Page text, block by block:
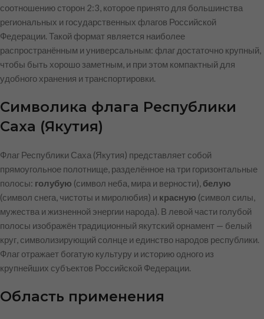
соотношению сторон 2:3, которое принято для большинства
региональных и государственных флагов Российской
Федерации. Такой формат является наиболее
распространённым и универсальным: флаг достаточно крупный,
чтобы быть хорошо заметным, и при этом компактный для
удобного хранения и транспортировки.
Символика флага Республики
Саха (Якутия)
Флаг Республики Саха (Якутия) представляет собой
прямоугольное полотнище, разделённое на три горизонтальные
полосы: голубую (символ неба, мира и верности), белую
(символ снега, чистоты и миролюбия) и красную (символ силы,
мужества и жизненной энергии народа). В левой части голубой
полосы изображён традиционный якутский орнамент — белый
круг, символизирующий солнце и единство народов республики.
Флаг отражает богатую культуру и историю одного из
крупнейших субъектов Российской Федерации.
Область применения